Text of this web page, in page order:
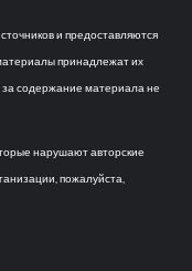
и предоставляются
принадлежат их
содержание материала не
нарушают авторские
пожалуйста,